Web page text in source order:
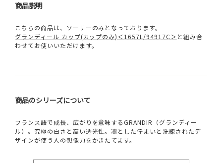
商品説明
こちらの商品は、ソーサーのみとなっております。
グランディール カップ(カップのみ)＜1657L/94917C＞ と組み合
わせてお使いいただけます。
商品のシリーズについて
フランス語で成長、広がりを意味するGRANDIR（グランディー
ル）。究極の白さと高い透光性。凛とした佇まいと洗練されたデ
ザインが使う人の想像力をかきたてます。